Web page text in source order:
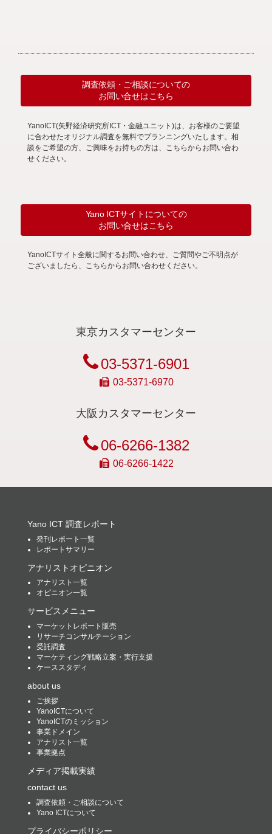
調査依頼・ご相談についての
お問い合せはこちら
YanoICT(矢野経済研究所ICT・金融ユニット)は、お客様のご要望
に合わせたオリジナル調査を無料でプランニングいたします。相
談をご希望の方、ご興味をお持ちの方は、こちらからお問い合わ
せください。
Yano ICTサイトについての
お問い合せはこちら
YanoICTサイト全般に関するお問い合わせ、ご質問やご不明点が
ございましたら、こちらからお問い合わせください。
東京カスタマーセンター
03-5371-6901
03-5371-6970
大阪カスタマーセンター
06-6266-1382
06-6266-1422
Yano ICT 調査レポート
発刊レポート一覧
レポートサマリー
アナリストオピニオン
アナリスト一覧
オピニオン一覧
サービスメニュー
マーケットレポート販売
リサーチコンサルテーション
受託調査
マーケティング戦略立案・実行支援
ケーススタディ
about us
ご挨拶
YanoICTについて
YanoICTのミッション
事業ドメイン
アナリスト一覧
事業拠点
メディア掲載実績
contact us
調査依頼・ご相談について
Yano ICTについて
プライバシーポリシー